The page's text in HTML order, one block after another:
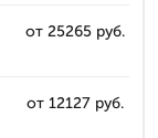
от 25265 руб.
от 12127 руб.